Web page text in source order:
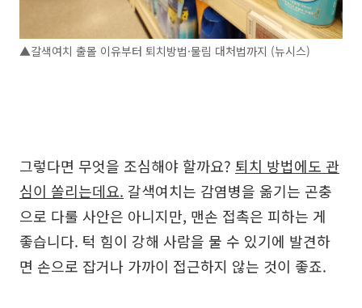
▲갈색여치 출몰 이유부터 퇴치방법·물림 대처법까지 (뉴시스)
그렇다면 무엇을 조심해야 할까요? 퇴치 방법에도 관
심이 쏠리는데요. 갈색여치는 감염병을 옮기는 곤충
으로 다룰 사안은 아니지만, 맨손 접촉은 피하는 게
좋습니다. 턱 힘이 강해 사람을 물 수 있기에 발견하
면 손으로 잡거나 가까이 접근하지 않는 것이 좋죠.